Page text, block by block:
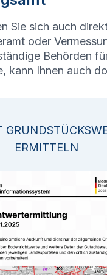
Sie sich auch
oder
Behörden
kann Ihnen auch
ERMITTELN